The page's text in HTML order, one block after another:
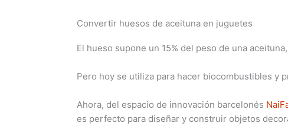
Convertir huesos de aceituna en juguetes
El hueso supone un 15% del peso de una
Pero hoy se utiliza para hacer biocombustibles y
Ahora, del espacio de innovación barcelonés
es perfecto para diseñar y construir objetos